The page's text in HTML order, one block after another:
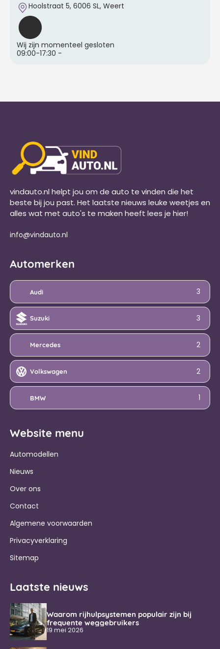
Hoolstraat 5, 6006 SL, Weert
Wij zijn momenteel gesloten
09:00-17:30 -
vindauto.nl helpt jou om de auto te vinden die het
beste bij jou past. Het laatste nieuws leuke weetjes en
alles wat met auto's te maken heeft lees je hier!
info@vindauto.nl
Automerken
Audi 3
Suzuki 3
Mercedes 2
Volkswagen 2
BMW 1
Website menu
Automodellen
Nieuws
Over ons
Contact
Algemene voorwaarden
Privacyverklaring
Sitemap
Laatste nieuws
Waarom rijhulpsystemen populair zijn bij
frequente weggebruikers
19 mei 2026